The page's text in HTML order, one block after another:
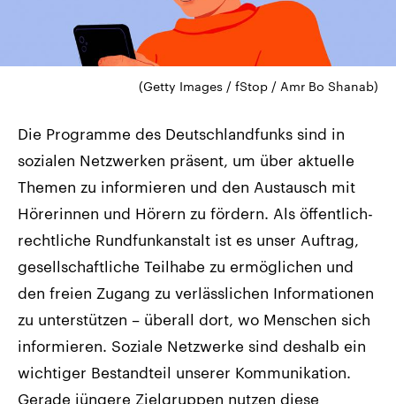
(Getty Images / fStop / Amr Bo Shanab)
Die Programme des Deutschlandfunks sind in
sozialen Netzwerken präsent, um über aktuelle
Themen zu informieren und den Austausch mit
Hörerinnen und Hörern zu fördern. Als öffentlich-
rechtliche Rundfunkanstalt ist es unser Auftrag,
gesellschaftliche Teilhabe zu ermöglichen und
den freien Zugang zu verlässlichen Informationen
zu unterstützen – überall dort, wo Menschen sich
informieren. Soziale Netzwerke sind deshalb ein
wichtiger Bestandteil unserer Kommunikation.
Gerade jüngere Zielgruppen nutzen diese